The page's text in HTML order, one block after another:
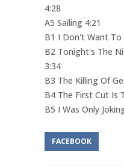
4:28
A5 Sailing 4:21
B1 I Don't Want To
B2 Tonight's The
3:34
B3 The Killing Of
B4 The First Cut Is
B5 I Was Only
FACEBOOK